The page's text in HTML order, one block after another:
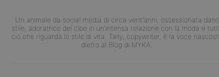
Un animale da social media di circa vent'anni, ossessionata dallo
stile, adoratrice del cibo in un'intensa relazione con la moda e
ciò che riguarda lo stile di vita. Tally, copywriter, è la voce
dietro al Blog di MYKA.